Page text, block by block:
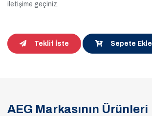
iletişime geçiniz.
Teklif İste Sepete Ekle
AEG Markasının Ürünleri